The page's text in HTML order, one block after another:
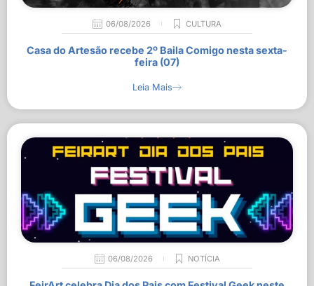
06/08/2026 CULTURA
Casa do Artesão recebe 2º Baila Comigo nesta sexta-
feira (07)
Leia Mais
06/08/2026 NOTÍCIA